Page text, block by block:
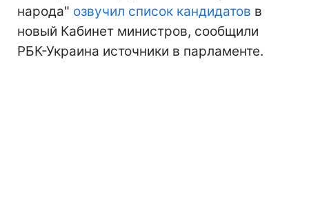
народа" озвучил список кандидатов в
новый Кабинет министров, сообщили
РБК-Украина источники в парламенте.